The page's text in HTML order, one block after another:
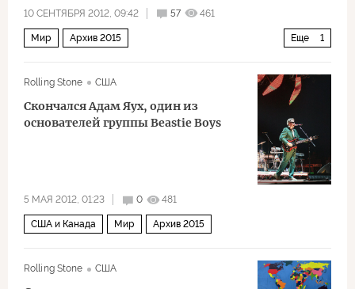
10 СЕНТЯБРЯ 2012, 09:42 57 461
Еще 1
Мир Архив 2015
Rolling Stone
США
Скончался Адам Яух, один из
основателей группы Beastie Boys
5 МАЯ 2012, 01:23 0 481
США и Канада Мир Архив 2015
Rolling Stone США